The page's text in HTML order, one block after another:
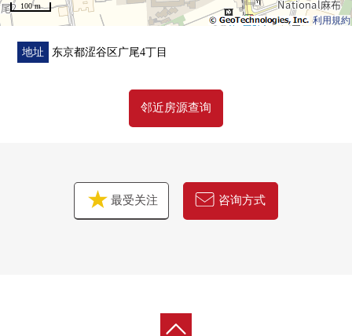
利用規約
100 m
地址 东京都涩谷区广尾4丁目
邻近房源查询
最受关注 咨询方式